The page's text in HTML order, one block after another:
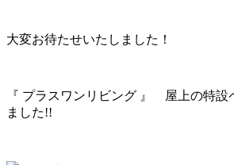
大変お待たせいたしました！
『 プラスワンリビング 』 屋上の特設
ました!!